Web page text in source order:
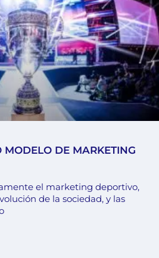
MODELO DE MARKETING
el marketing deportivo,
de la sociedad, y las